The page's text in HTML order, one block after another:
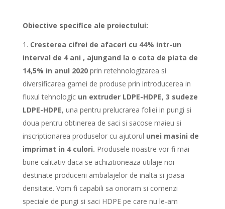
Obiective specifice ale proiectului:
Cresterea cifrei de afaceri cu 44% intr-un
interval de 4 ani , ajungand la o cota de piata de
14,5% in anul 2020prin retehnologizarea si
diversificarea gamei de produse prin introducerea in
fluxul tehnologic un extruder LDPE-HDPE, 3 sudeze
LDPE-HDPE, una pentru prelucrarea foliei in pungi si
doua pentru obtinerea de saci si sacose maieu si
inscriptionarea produselor cu ajutorul unei masini de
imprimat in 4 culori. Produsele noastre vor fi mai
bune calitativ daca se achizitioneaza utilaje noi
destinate producerii ambalajelor de inalta si joasa
densitate. Vom fi capabili sa onoram si comenzi
speciale de pungi si saci HDPE pe care nu le-am